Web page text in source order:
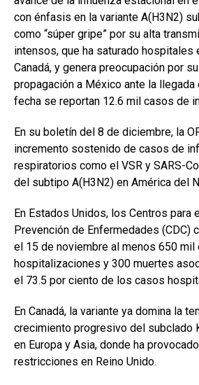
con énfasis en la variante A(H3N2)
como “súper gripe” por su alta
intensos, que ha saturado hospitales
Canadá, y genera preocupación por
propagación a México ante la llegada
fecha se reportan 12.6 mil casos de
En su boletín del 8 de diciembre, la
incremento sostenido de casos de
respiratorios como el VSR y SARS-
del subtipo A(H3N2) en América del
En Estados Unidos, los Centros para
Prevención de Enfermedades (CDC)
el 15 de noviembre al menos 650
hospitalizaciones y 300 muertes
el 73.5 por ciento de los casos
En Canadá, la variante ya domina la
crecimiento progresivo del subclado
en Europa y Asia, donde ha
restricciones en Reino Unido.